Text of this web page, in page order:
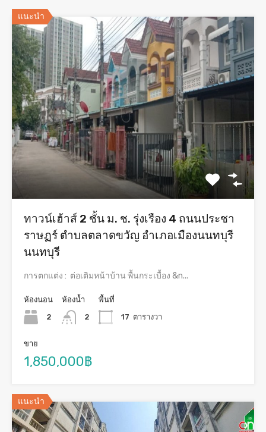
แนะนำ
ทาวน์เฮ้าส์ 2 ชั้น ม. ช. รุ่งเรือง 4 ถนนประชา
ราษฏร์ ตำบลตลาดขวัญ อำเภอเมืองนนทบุรี
นนทบุรี
การตกแต่ง : ต่อเติมหน้าบ้าน พื้นกระเบื้อง &n...
ห้องนอน
2
ห้องน้ำ
2
พื้นที่
17 ตารางวา
ขาย
1,850,000฿
แนะนำ